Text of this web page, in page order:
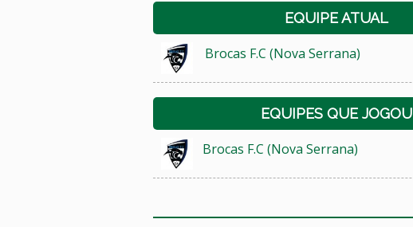
EQUIPE ATUAL
Brocas F.C (Nova Serrana)
EQUIPES QUE JOGOU
Brocas F.C (Nova Serrana)